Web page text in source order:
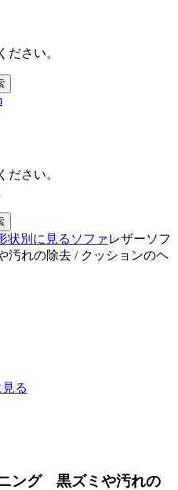
ださい。
ださい。
状別に見る ソファレザーソフ
れの除去 / クッションのヘ
る
ング 黒ズミや汚れの